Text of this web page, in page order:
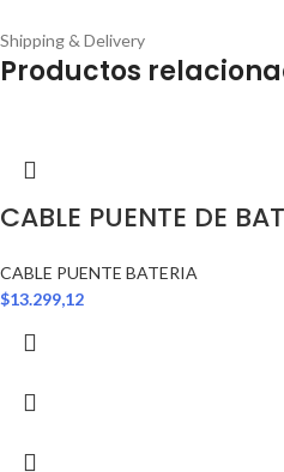
Shipping & Delivery
Productos
CABLE PUENTE DE
CABLE PUENTE BATERIA
$13.299,12